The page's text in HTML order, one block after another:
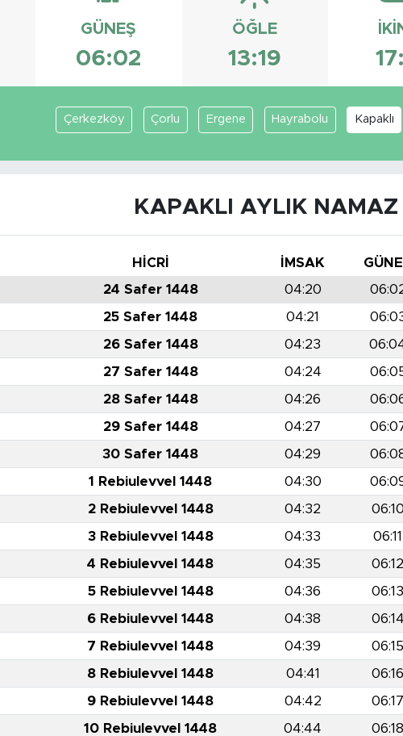
GÜNEŞ
06:02
ÖĞLE
13:19
Çerkezköy Çorlu Ergene Hayrabolu Kapaklı
KAPAKLI AYLIK NAMAZ
HİCRİ İMSAK
24 Safer 1448 04:20
25 Safer 1448 04:21
26 Safer 1448 04:23
27 Safer 1448 04:24
28 Safer 1448 04:26
29 Safer 1448 04:27
30 Safer 1448 04:29
1 Rebiulevvel 1448 04:30
2 Rebiulevvel 1448 04:32 06:10
3 Rebiulevvel 1448 04:33 06:11
4 Rebiulevvel 1448 04:35 06:12
5 Rebiulevvel 1448 04:36 06:13
6 Rebiulevvel 1448 04:38 06:14
7 Rebiulevvel 1448 04:39 06:15
8 Rebiulevvel 1448 04:41 06:16
9 Rebiulevvel 1448 04:42 06:17
10 Rebiulevvel 1448 04:44 06:18